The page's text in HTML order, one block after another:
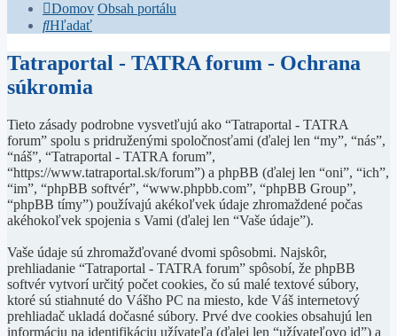
Domov Obsah portálu
Hľadať
Tatraportal - TATRA forum - Ochrana
súkromia
Tieto zásady podrobne vysvetľujú ako “Tatraportal - TATRA
forum” spolu s pridruženými spoločnosťami (ďalej len “my”, “nás”,
“náš”, “Tatraportal - TATRA forum”,
“https://www.tatraportal.sk/forum”) a phpBB (ďalej len “oni”, “ich”,
“im”, “phpBB softvér”, “www.phpbb.com”, “phpBB Group”,
“phpBB tímy”) používajú akékoľvek údaje zhromaždené počas
akéhokoľvek spojenia s Vami (ďalej len “Vaše údaje”).
Vaše údaje sú zhromažďované dvomi spôsobmi. Najskôr,
prehliadanie “Tatraportal - TATRA forum” spôsobí, že phpBB
softvér vytvorí určitý počet cookies, čo sú malé textové súbory,
ktoré sú stiahnuté do Vášho PC na miesto, kde Váš internetový
prehliadač ukladá dočasné súbory. Prvé dve cookies obsahujú len
informáciu na identifikáciu užívateľa (ďalej len “užívateľovo id”) a